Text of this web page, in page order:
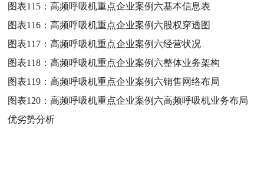
图表115：高频呼吸机重点企业案例六基本信息表
图表116：高频呼吸机重点企业案例六股权穿透图
图表117：高频呼吸机重点企业案例六经营状况
图表118：高频呼吸机重点企业案例六整体业务架构
图表119：高频呼吸机重点企业案例六销售网络布局
图表120：高频呼吸机重点企业案例六高频呼吸机业务布局
优劣势分析